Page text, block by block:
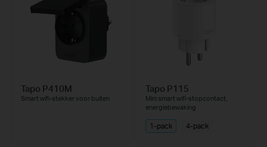
Tapo P410M
Smart wifi-stekker voor buiten
Tapo P115
Mini smart wifi-stopcontact,
energiebewaking
1-pack 4-pack